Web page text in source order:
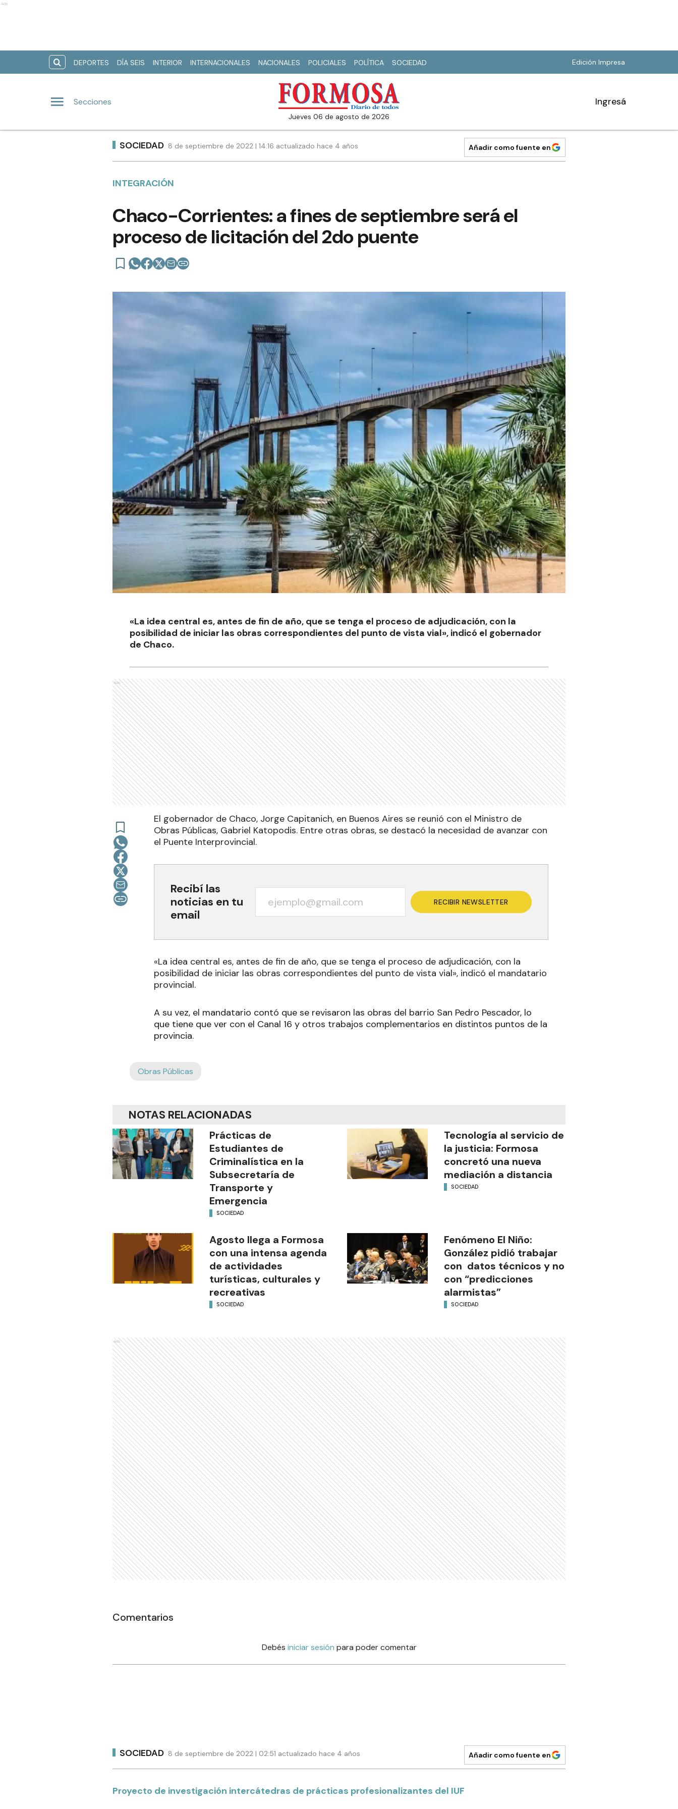
Ads
DEPORTES DÍA SEIS INTERIOR INTERNACIONALES NACIONALES POLICIALES POLÍTICA SOCIEDAD Edición Impresa
Secciones
jueves 06 de agosto de 2026
Ingresá
SOCIEDAD 8 de septiembre de 2022 | 14:16 actualizado hace 4 años Añadir como fuente en
INTEGRACIÓN
Chaco-Corrientes: a fines de septiembre será el
proceso de licitación del 2do puente
«La idea central es, antes de fin de año, que se tenga el proceso de adjudicación, con la
posibilidad de iniciar las obras correspondientes del punto de vista vial», indicó el gobernador
de Chaco.
Ads
El gobernador de Chaco, Jorge Capitanich, en Buenos Aires se reunió con el Ministro de
Obras Públicas, Gabriel Katopodis. Entre otras obras, se destacó la necesidad de avanzar con
el Puente Interprovincial.
Recibí las
noticias en tu
email
RECIBIR NEWSLETTER
«La idea central es, antes de fin de año, que se tenga el proceso de adjudicación, con la
posibilidad de iniciar las obras correspondientes del punto de vista vial», indicó el mandatario
provincial.
A su vez, el mandatario contó que se revisaron las obras del barrio San Pedro Pescador, lo
que tiene que ver con el Canal 16 y otros trabajos complementarios en distintos puntos de la
provincia.
Obras Públicas
NOTAS RELACIONADAS
Prácticas de
Estudiantes de
Criminalística en la
Subsecretaría de
Transporte y
Emergencia
SOCIEDAD
Tecnología al servicio de
la justicia: Formosa
concretó una nueva
mediación a distancia
SOCIEDAD
Agosto llega a Formosa
con una intensa agenda
de actividades
turísticas, culturales y
recreativas
SOCIEDAD
Fenómeno El Niño:
González pidió trabajar
con datos técnicos y no
con “predicciones
alarmistas”
SOCIEDAD
Ads
Comentarios
Debés iniciar sesión para poder comentar
SOCIEDAD 8 de septiembre de 2022 | 02:51 actualizado hace 4 años Añadir como fuente en
Proyecto de investigación intercátedras de prácticas profesionalizantes del IUF